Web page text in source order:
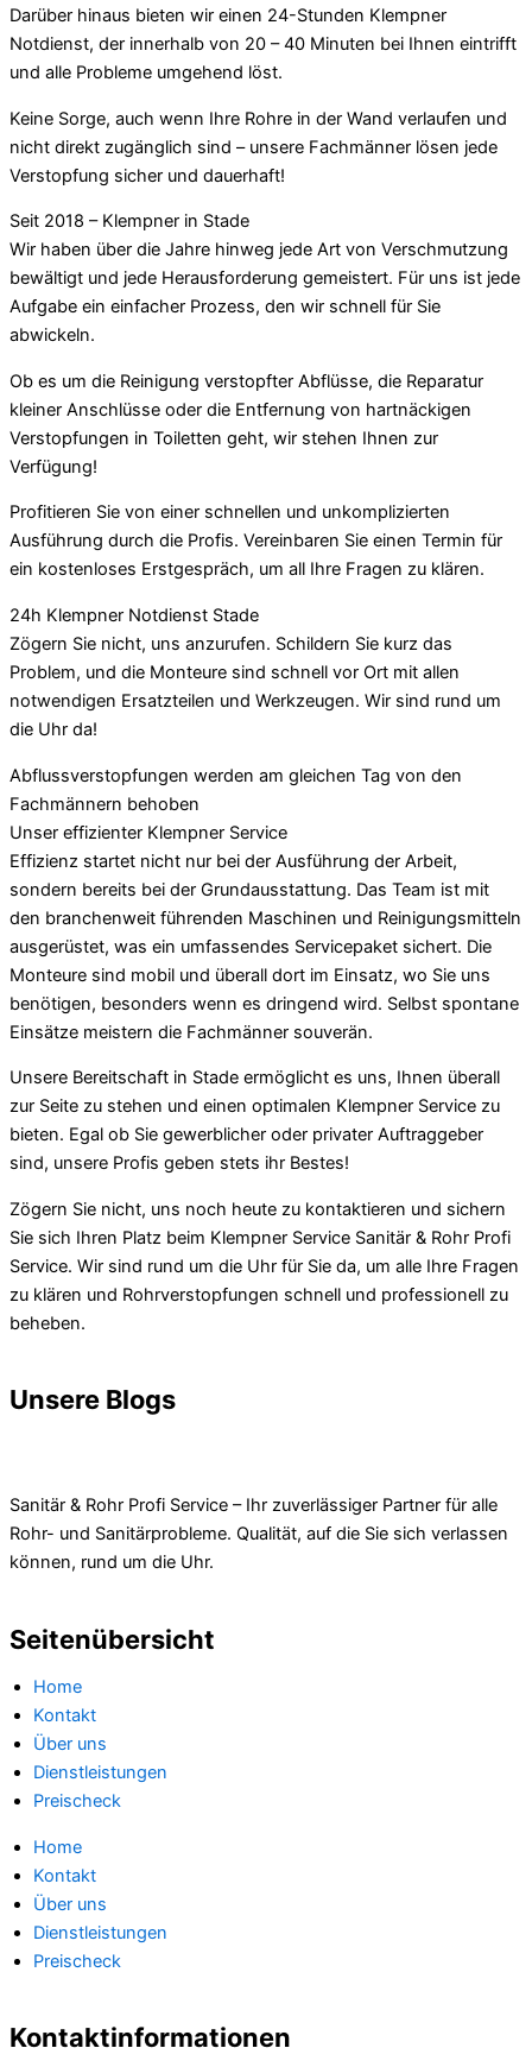
Darüber hinaus bieten wir einen 24-Stunden Klempner
Notdienst, der innerhalb von 20 – 40 Minuten bei Ihnen eintrifft
und alle Probleme umgehend löst.
Keine Sorge, auch wenn Ihre Rohre in der Wand verlaufen und
nicht direkt zugänglich sind – unsere Fachmänner lösen jede
Verstopfung sicher und dauerhaft!
Seit 2018 – Klempner in Stade
Wir haben über die Jahre hinweg jede Art von Verschmutzung
bewältigt und jede Herausforderung gemeistert. Für uns ist jede
Aufgabe ein einfacher Prozess, den wir schnell für Sie
abwickeln.
Ob es um die Reinigung verstopfter Abflüsse, die Reparatur
kleiner Anschlüsse oder die Entfernung von hartnäckigen
Verstopfungen in Toiletten geht, wir stehen Ihnen zur
Verfügung!
Profitieren Sie von einer schnellen und unkomplizierten
Ausführung durch die Profis. Vereinbaren Sie einen Termin für
ein kostenloses Erstgespräch, um all Ihre Fragen zu klären.
24h Klempner Notdienst Stade
Zögern Sie nicht, uns anzurufen. Schildern Sie kurz das
Problem, und die Monteure sind schnell vor Ort mit allen
notwendigen Ersatzteilen und Werkzeugen. Wir sind rund um
die Uhr da!
Abflussverstopfungen werden am gleichen Tag von den
Fachmännern behoben
Unser effizienter Klempner Service
Effizienz startet nicht nur bei der Ausführung der Arbeit,
sondern bereits bei der Grundausstattung. Das Team ist mit
den branchenweit führenden Maschinen und Reinigungsmitteln
ausgerüstet, was ein umfassendes Servicepaket sichert. Die
Monteure sind mobil und überall dort im Einsatz, wo Sie uns
benötigen, besonders wenn es dringend wird. Selbst spontane
Einsätze meistern die Fachmänner souverän.
Unsere Bereitschaft in Stade ermöglicht es uns, Ihnen überall
zur Seite zu stehen und einen optimalen Klempner Service zu
bieten. Egal ob Sie gewerblicher oder privater Auftraggeber
sind, unsere Profis geben stets ihr Bestes!
Zögern Sie nicht, uns noch heute zu kontaktieren und sichern
Sie sich Ihren Platz beim Klempner Service Sanitär & Rohr Profi
Service. Wir sind rund um die Uhr für Sie da, um alle Ihre Fragen
zu klären und Rohrverstopfungen schnell und professionell zu
beheben.
Unsere Blogs
Sanitär & Rohr Profi Service – Ihr zuverlässiger Partner für alle
Rohr- und Sanitärprobleme. Qualität, auf die Sie sich verlassen
können, rund um die Uhr.
Seitenübersicht
Home
Kontakt
Über uns
Dienstleistungen
Preischeck
Home
Kontakt
Über uns
Dienstleistungen
Preischeck
Kontaktinformationen